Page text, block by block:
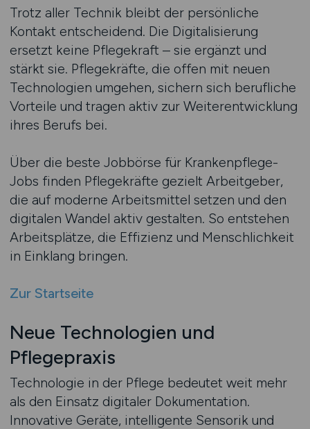
Trotz aller Technik bleibt der persönliche
Kontakt entscheidend. Die Digitalisierung
ersetzt keine Pflegekraft – sie ergänzt und
stärkt sie. Pflegekräfte, die offen mit neuen
Technologien umgehen, sichern sich berufliche
Vorteile und tragen aktiv zur Weiterentwicklung
ihres Berufs bei.
Über die beste Jobbörse für Krankenpflege-
Jobs finden Pflegekräfte gezielt Arbeitgeber,
die auf moderne Arbeitsmittel setzen und den
digitalen Wandel aktiv gestalten. So entstehen
Arbeitsplätze, die Effizienz und Menschlichkeit
in Einklang bringen.
Zur Startseite
Neue Technologien und
Pflegepraxis
Technologie in der Pflege bedeutet weit mehr
als den Einsatz digitaler Dokumentation.
Innovative Geräte, intelligente Sensorik und